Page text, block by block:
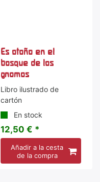
Es otoño en el
bosque de los
gnomos
Libro ilustrado de
cartón
En stock
12,50 € *
Añadir a la cesta
de la compra